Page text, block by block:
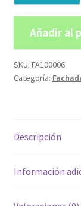
Añadir al
SKU: FA100006
Categoría:
Descripción
Información